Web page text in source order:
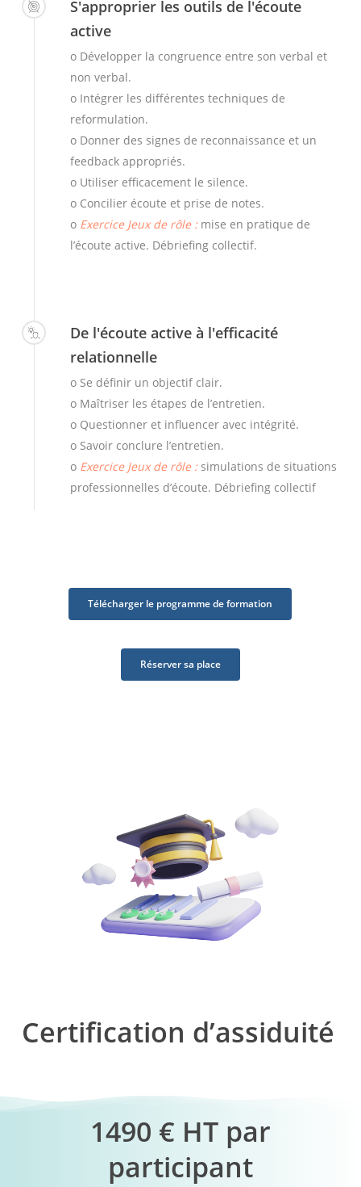
S'approprier les outils de l'écoute
active
o Développer la congruence entre son verbal et
non verbal.
o Intégrer les différentes techniques de
reformulation.
o Donner des signes de reconnaissance et un
feedback appropriés.
o Utiliser efficacement le silence.
o Concilier écoute et prise de notes.
o Exercice Jeux de rôle : mise en pratique de
l’écoute active. Débriefing collectif.
De l'écoute active à l'efficacité
relationnelle
o Se définir un objectif clair.
o Maîtriser les étapes de l’entretien.
o Questionner et influencer avec intégrité.
o Savoir conclure l’entretien.
o Exercice Jeux de rôle :simulations de situations
professionnelles d’écoute. Débriefing collectif
Télécharger le programme de formation
Réserver sa place
Certification d’assiduité
1490 € HT par
participant